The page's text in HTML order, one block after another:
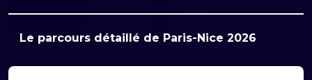
Le parcours détaillé de Paris-Nice 2026